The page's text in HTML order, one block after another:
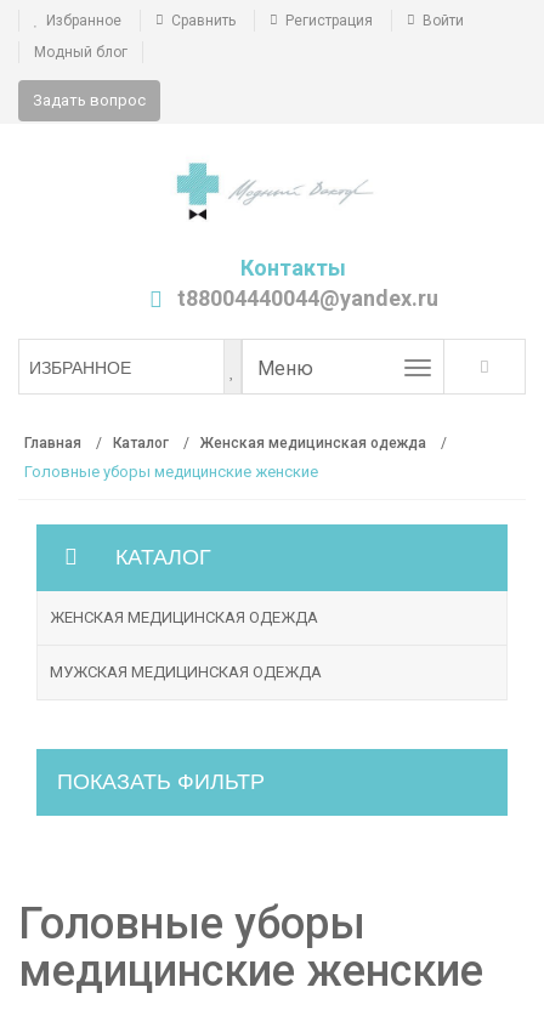
Избранное Сравнить Регистрация
Войти
Модный блог
Задать вопрос
Контакты
t88004440044@yandex.ru
ИЗБРАННОЕ Меню
Главная Каталог Женская медицинская одежда
Головные уборы медицинские женские
КАТАЛОГ
ЖЕНСКАЯ МЕДИЦИНСКАЯ ОДЕЖДА
МУЖСКАЯ МЕДИЦИНСКАЯ ОДЕЖДА
ПОКАЗАТЬ ФИЛЬТР
Головные уборы
медицинские женские